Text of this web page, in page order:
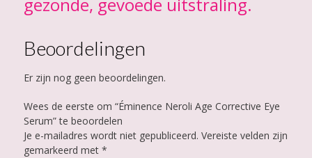
Beoordelingen
Er zijn nog geen beoordelingen.
Wees de eerste om “Éminence Neroli Age Corrective Eye
Serum” te beoordelen
Je e-mailadres wordt niet gepubliceerd. Vereiste velden zijn
gemarkeerd met *